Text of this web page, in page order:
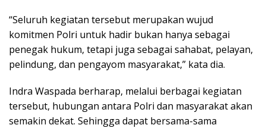
“Seluruh kegiatan tersebut merupakan wujud
komitmen Polri untuk hadir bukan hanya sebagai
penegak hukum, tetapi juga sebagai sahabat, pelayan,
pelindung, dan pengayom masyarakat,” kata dia.
Indra Waspada berharap, melalui berbagai kegiatan
tersebut, hubungan antara Polri dan masyarakat akan
semakin dekat. Sehingga dapat bersama-sama